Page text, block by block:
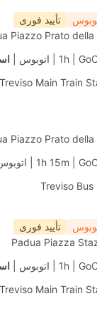
تأیید فوری
Piazzo Prato della
1h | اتوبوس
Treviso Main Train
Piazzo Prato della
1h 15m |
Treviso Bus
تأیید فوری
Padua Piazza
1h | اتوبوس
Treviso Main Train